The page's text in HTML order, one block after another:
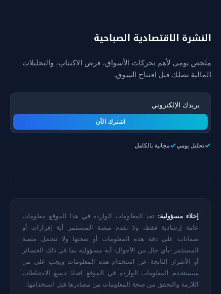
النشرة الاقتصادية الصباحية
ملخص يومي لأهم تحركات الأسواق، فرص الاكتتاب، والتحليلات
المالية تصلك قبل افتتاح السوق.
اشترك الآن
تحليل يومي مجانية بالكامل
إخلاء مسؤولية: تعد المعلومات الواردة في هذا الموقع معلومات
عامة إرشادية فقط، ولا تقدم منصة المستثمر أية إقرارات أو
ضمانات على دقة هذه المعلومات أو صحتها ولا تتحمل منصة
المستثمر -بأي حال من الأحوال- أية مسؤولية بما في ذلك الخسائر
أو الأضرار الناتجة عن استخدام هذه المعلومات ويجب على من
سيستخدم المعلومات الواردة في الموقع اتخاذ جميع الاحتياطات
اللازمة والتحقق من صحة المعلومات من مصادرها قبل استخدامها.